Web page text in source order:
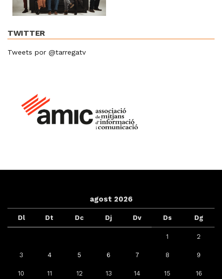
TWITTER
Tweets por @tarregatv
agost 2026
Dl Dt Dc Dj Dv Ds Dg
1 2
3 4 5 6 7 8 9
10 11 12 13 14 15 16